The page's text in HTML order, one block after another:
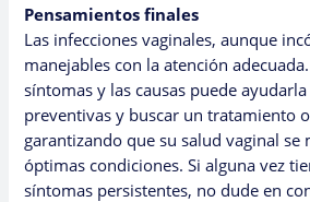
Pensamientos finales
Las infecciones vaginales, aunque
manejables con la atención
síntomas y las causas puede
preventivas y buscar un tratamiento
garantizando que su salud vaginal se
óptimas condiciones. Si alguna vez
síntomas persistentes, no dude en